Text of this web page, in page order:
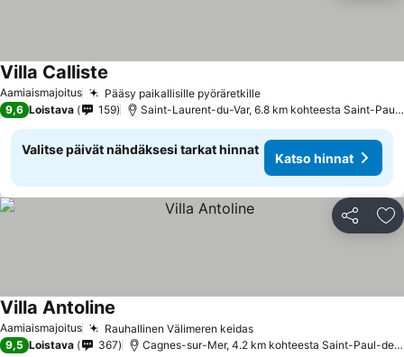
Aamiaismajoitus Pääsy paikallisille pyöräretkilleKatso hinnat
Villa Calliste
9,6 Loistava 159 Saint-Laurent-du-Var, 6.8 km kohteesta Saint-
Valitse päivät nähdäksesi tarkat hinnat
Katso hinnat
Jaa
Aamiaismajoitus Rauhallinen Välimeren keidasKatso hinnat
Villa Antoline
9,5 Loistava 367 Cagnes-sur-Mer, 4.2 km kohteesta Saint-Paul-de-